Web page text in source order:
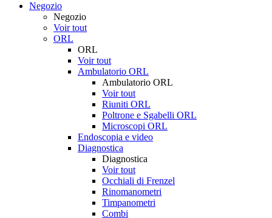
Negozio
Negozio
Voir tout
ORL
ORL
Voir tout
Ambulatorio ORL
Ambulatorio ORL
Voir tout
Riuniti ORL
Poltrone e Sgabelli ORL
Microscopi ORL
Endoscopia e video
Diagnostica
Diagnostica
Voir tout
Occhiali di Frenzel
Rinomanometri
Timpanometri
Combi